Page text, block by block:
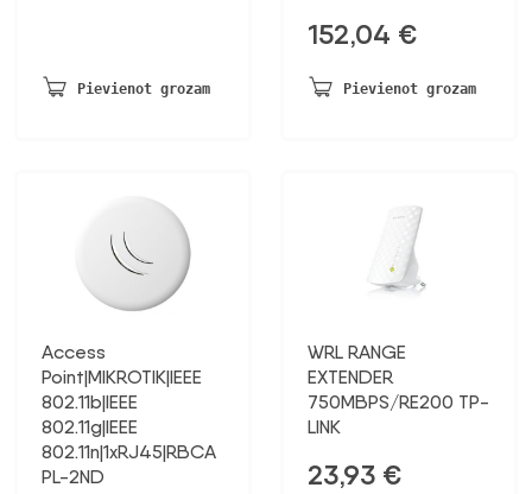
Pievienot grozam
152,04 €
Pievienot grozam
Access
Point|MIKROTIK|IEEE
802.11b|IEEE
802.11g|IEEE
802.11n|1xRJ45|RBCA
PL-2ND
WRL RANGE
EXTENDER
750MBPS/RE200 TP-
LINK
23,93 €